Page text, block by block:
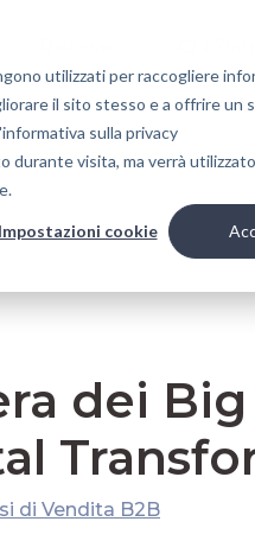
utilizzati per raccogliere
il sito stesso e a offrire un
sulla privacy
visita, ma verrà
Impostazioni cookie
HubSpot CRM
dei
di Vendita B2B